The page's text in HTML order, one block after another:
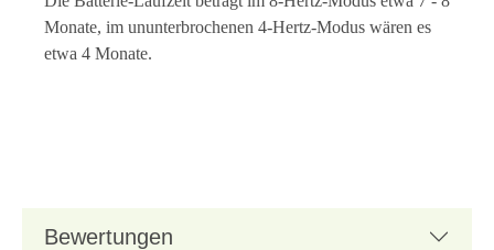
Monate, im ununterbrochenen 4-Hertz-Modus wären es
etwa 4 Monate.
Bewertungen